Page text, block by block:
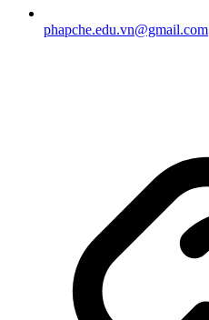
phapche.edu.vn@gmail.com